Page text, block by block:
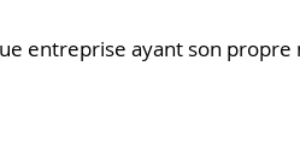
entreprise ayant son